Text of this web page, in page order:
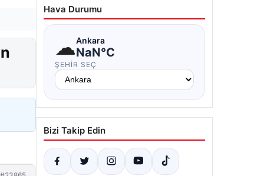
Hava Durumu
☁Ankara
NaN°C
ŞEHIR SEÇ
Bizi Takip Edin